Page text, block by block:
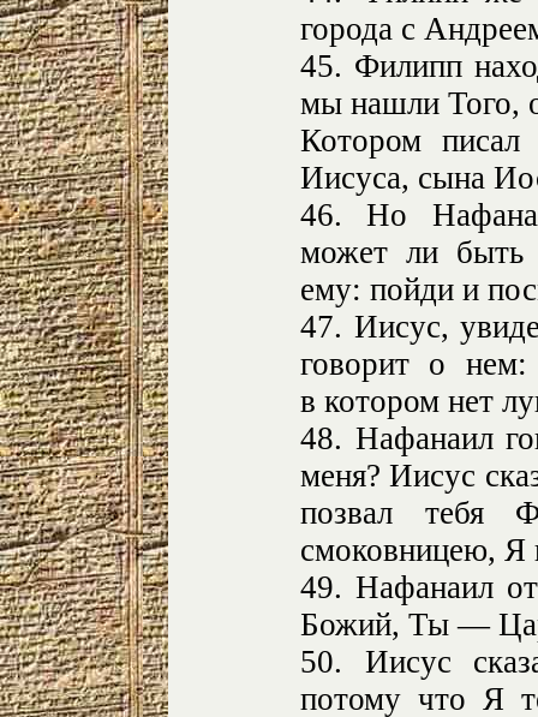
города с
45. Филипп
мы нашли Того,
Котором
Иисуса, сына
46. Но
может ли быть
ему: пойди и
47. Иисус,
говорит о нем:
в котором нет
48. Нафанаил
меня? Иисус
позвал тебя
смоковницею, Я
49. Нафанаил
Божий, Ты —
50. Иисус
потому что Я